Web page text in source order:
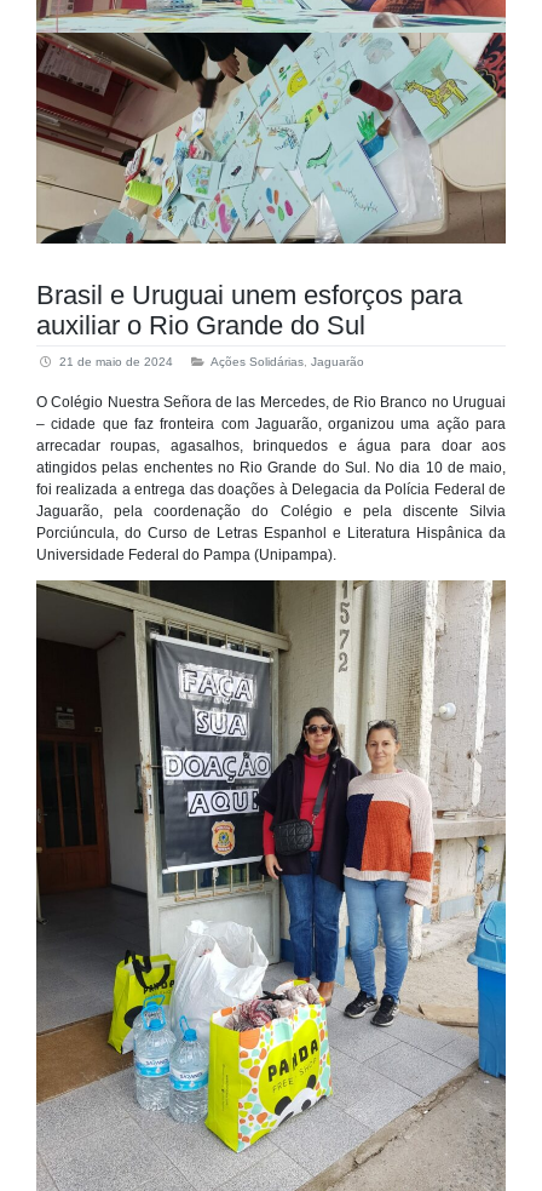
Brasil e Uruguai unem esforços para
auxiliar o Rio Grande do Sul
21 de maio de 2024 Ações Solidárias, Jaguarão
O Colégio Nuestra Señora de las Mercedes, de Rio Branco no Uruguai
– cidade que faz fronteira com Jaguarão, organizou uma ação para
arrecadar roupas, agasalhos, brinquedos e água para doar aos
atingidos pelas enchentes no Rio Grande do Sul. No dia 10 de maio,
foi realizada a entrega das doações à Delegacia da Polícia Federal de
Jaguarão, pela coordenação do Colégio e pela discente Silvia
Porciúncula, do Curso de Letras Espanhol e Literatura Hispânica da
Universidade Federal do Pampa (Unipampa).